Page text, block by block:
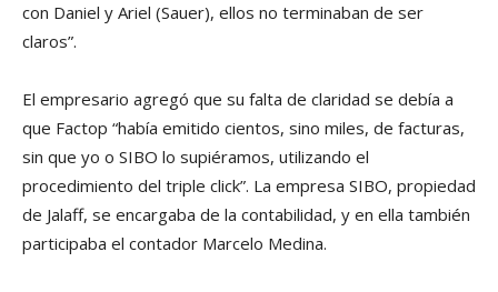
con Daniel y Ariel (Sauer), ellos no terminaban de ser
claros”.
El empresario agregó que su falta de claridad se debía a
que Factop “había emitido cientos, sino miles, de facturas,
sin que yo o SIBO lo supiéramos, utilizando el
procedimiento del triple click”. La empresa SIBO, propiedad
de Jalaff, se encargaba de la contabilidad, y en ella también
participaba el contador Marcelo Medina.